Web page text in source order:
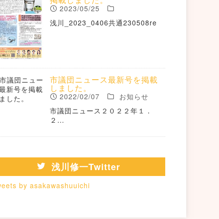
2023/05/25
浅川_2023_0406共通230508re
市議団ニュース最新号を掲載
しました。
2022/02/07
お知らせ
市議団ニュース２０２２年１．
２…
浅川修一Twitter
by asakawashuuichi